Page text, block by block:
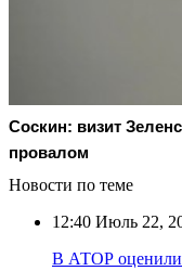
Соскин: визит
провалом
Новости по теме
12:40 Июль 22,
В АТОР оценили